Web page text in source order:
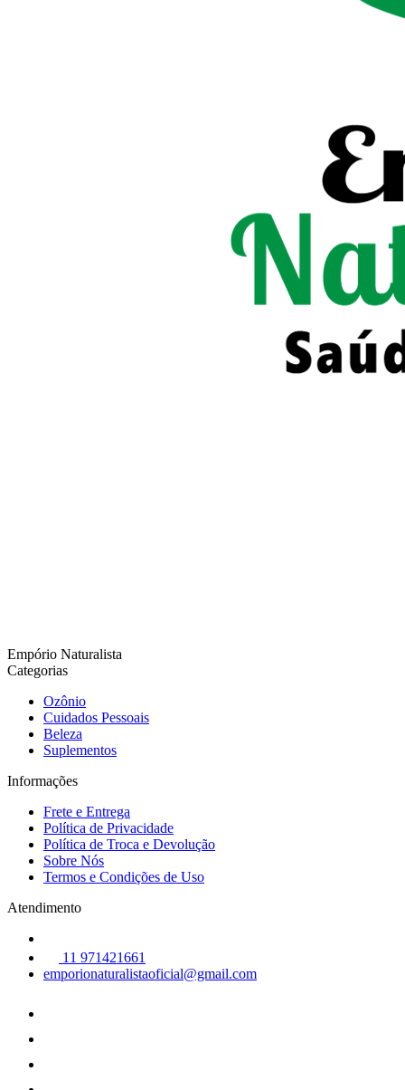
Empório Naturalista
Categorias
Ozônio
Cuidados Pessoais
Beleza
Suplementos
Informações
Frete e Entrega
Política de Privacidade
Política de Troca e Devolução
Sobre Nós
Termos e Condições de Uso
Atendimento
11 971421661
emporionaturalistaoficial@gmail.com